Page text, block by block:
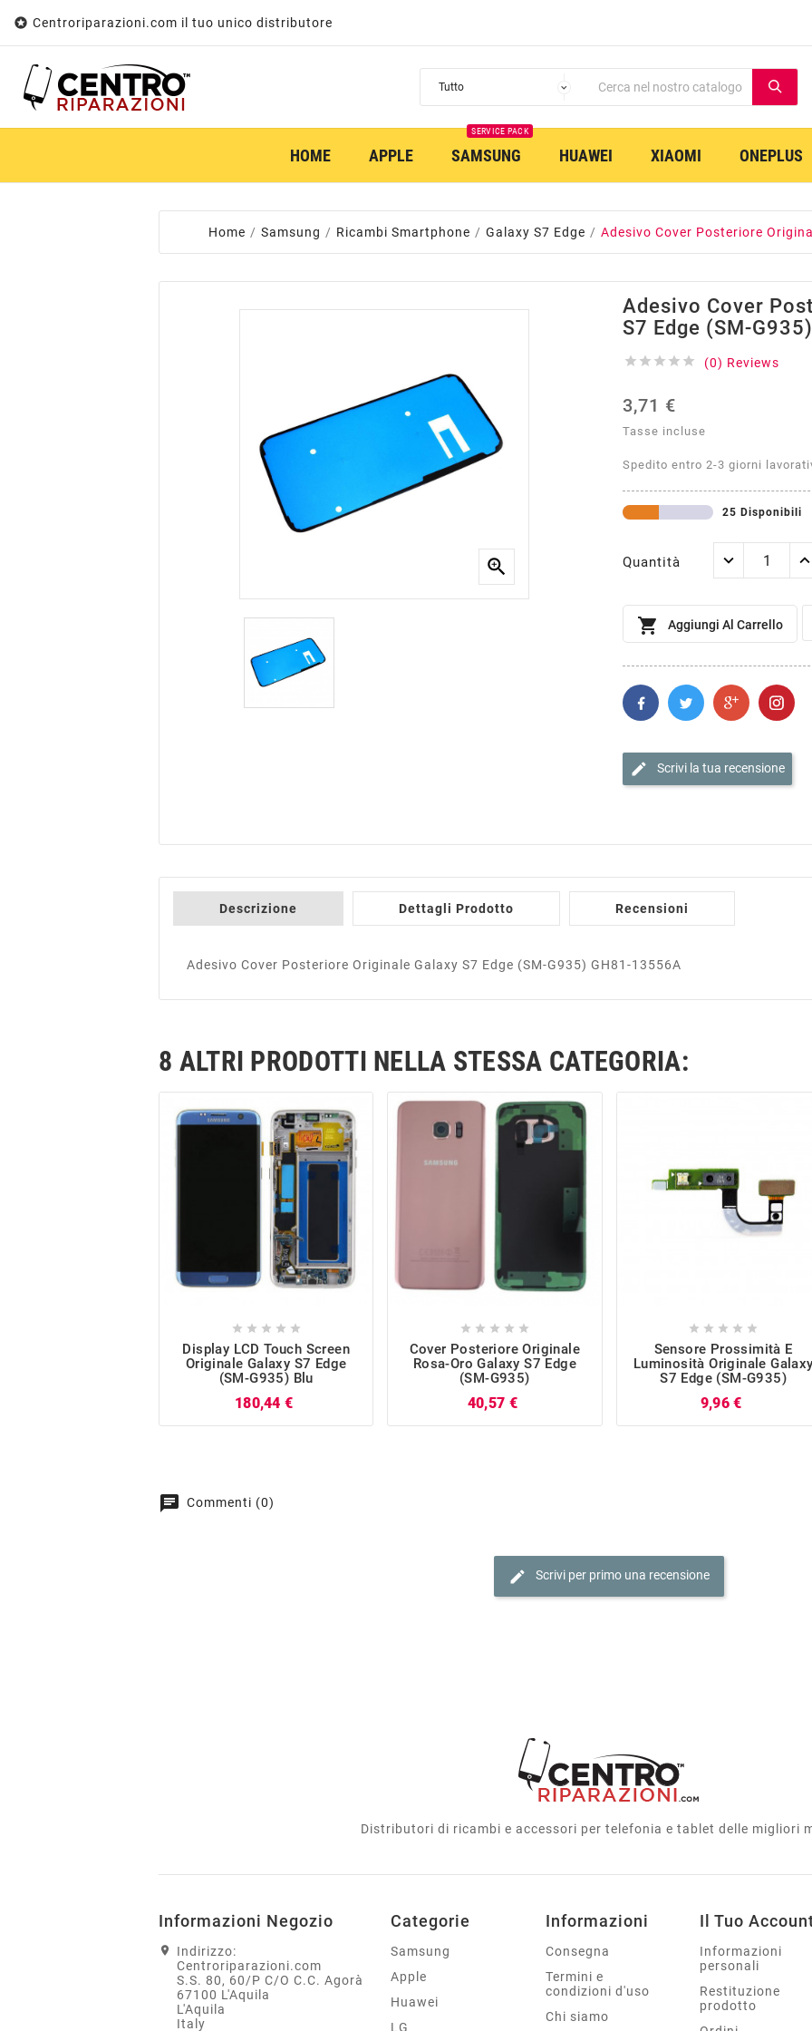
 Centroriparazioni.com il tuo unico distributore
HOME APPLE SAMSUNG
SERVICE PACK
HUAWEI XIAOMI ONEPLUS
Home Samsung Ricambi Smartphone Galaxy S7 Edge Adesivo Cover Posteriore

Adesivo Cover
S7 Edge (SM-G935)
     (0) Reviews
3,71 €
Tasse incluse
Spedito entro 2-3 giorni
25 Disponibili
Quantità
 Aggiungi Al Carrello
edit Scrivi la tua recensione
Descrizione Dettagli Prodotto Recensioni
Adesivo Cover Posteriore Originale Galaxy S7 Edge (SM-G935) GH81-13556A
8 ALTRI PRODOTTI NELLA STESSA CATEGORIA:
    
Display LCD Touch Screen
Originale Galaxy S7 Edge
(SM-G935) Blu
180,44 €
    
Cover Posteriore Originale
Rosa-Oro Galaxy S7 Edge
(SM-G935)
40,57 €
    
Sensore Prossimità E
Luminosità Originale Galaxy
S7 Edge (SM-G935)
9,96 €
chat Commenti (0)
edit Scrivi per primo una recensione
Distributori di ricambi e accessori per telefonia e tablet delle migliori
Informazioni Negozio
Indirizzo:
Centroriparazioni.com
S.S. 80, 60/P C/O C.C. Agorà
67100 L'Aquila
L'Aquila
Italy
Categorie
Samsung
Apple
Huawei
LG
Informazioni
Consegna
Termini e
condizioni d'uso
Chi siamo
Il Tuo
Informazioni
personali
Restituzione
prodotto